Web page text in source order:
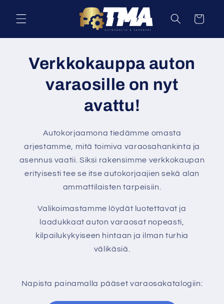
siirry
sisältöön
Ostoskori
Verkkokauppa auton
varaosille on nyt
avattu!
Autokorjaamona tiedämme omasta
arjestamme, mitä toimiva varaosahankinta ja
asennus vaatii. Siksi rakensimme verkkokaupan
erityisesti tee se itse autokorjaajien sekä alan
ammattilaisten tarpeisiin.
Valikoimastamme löydät luotettavat ja
laadukkaat auton varaosat nopeasti,
kilpailukykyiseen hintaan ja ilman turhia
välikäsiä.
Napista painamalla pääset varaosakatalogiin: